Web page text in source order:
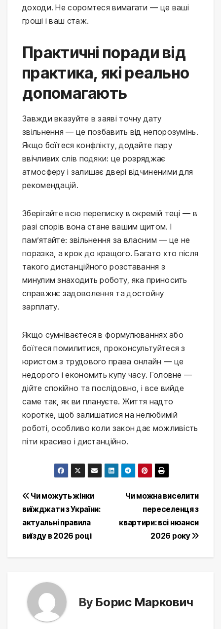
доходи. Не соромтеся вимагати — це ваші
гроші і ваш стаж.
Практичні поради від
практика, які реально
допомагають
Завжди вказуйте в заяві точну дату
звільнення — це позбавить від непорозумінь.
Якщо боїтеся конфлікту, додайте пару
ввічливих слів подяки: це розряджає
атмосферу і залишає двері відчиненими для
рекомендацій.
Зберігайте всю переписку в окремій теці — в
разі спорів вона стане вашим щитом. І
пам’ятайте: звільнення за власним — це не
поразка, а крок до кращого. Багато хто після
такого дистанційного розставання з
минулим знаходить роботу, яка приносить
справжнє задоволення та достойну
зарплату.
Якщо сумніваєтеся в формулюваннях або
боїтеся помилитися, проконсультуйтеся з
юристом з трудового права онлайн — це
недорого і економить купу часу. Головне —
дійте спокійно та послідовно, і все вийде
саме так, як ви плануєте. Життя надто
коротке, щоб залишатися на нелюбимій
роботі, особливо коли закон дає можливість
піти красиво і дистанційно.
Post
navigation
Чи можна виселити
переселенця з
квартири: всі нюанси
2026 року
Чи можуть жінки
виїжджати з України:
актуальні правила
виїзду в 2026 році
By Борис Маркович